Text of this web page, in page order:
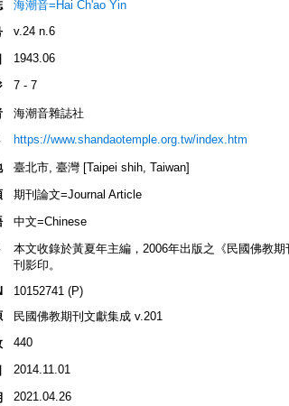
海潮音=Hai Ch'ao Yin
v.24 n.6
1943.06
7 - 7
海潮音雜誌社
https://www.shandaotemple.org.tw/index.htm
臺北市, 臺灣 [Taipei shih, Taiwan]
期刊論文=Journal Article
中文=Chinese
本文收錄於黃夏年主編，2006年出版之《民國佛教
刊影印。
10152741 (P)
民國佛教期刊文獻集成 v.201
440
2014.11.01
2021.04.26